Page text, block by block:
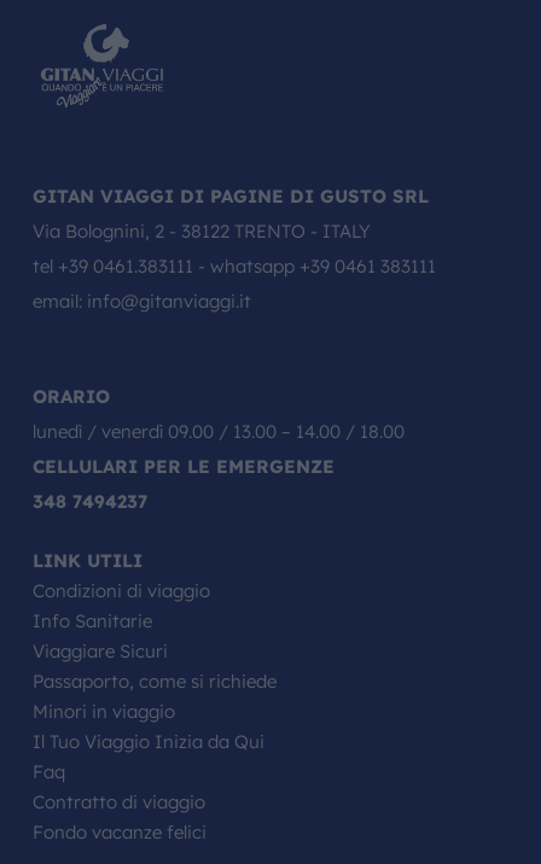
GITAN VIAGGI DI PAGINE DI GUSTO SRL
Via Bolognini, 2 - 38122 TRENTO - ITALY
tel +39 0461.383111 - whatsapp +39 0461 383111
email: info@gitanviaggi.it
ORARIO
lunedì / venerdì 09.00 / 13.00 – 14.00 / 18.00
CELLULARI PER LE EMERGENZE
348 7494237
LINK UTILI
Condizioni di viaggio
Info Sanitarie
Viaggiare Sicuri
Passaporto, come si richiede
Minori in viaggio
Il Tuo Viaggio Inizia da Qui
Faq
Contratto di viaggio
Fondo vacanze felici